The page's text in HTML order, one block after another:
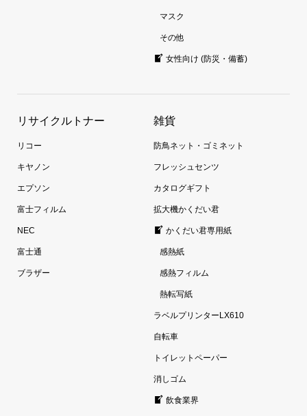
マスク
その他
女性向け (防災・備蓄)
リサイクルトナー
リコー
キヤノン
エプソン
富士フィルム
NEC
富士通
ブラザー
雑貨
防鳥ネット・ゴミネット
フレッシュセンツ
カタログギフト
拡大機かくだい君
かくだい君専用紙
感熱紙
感熱フィルム
熱転写紙
ラベルプリンターLX610
自転車
トイレットペーパー
消しゴム
飲食業界